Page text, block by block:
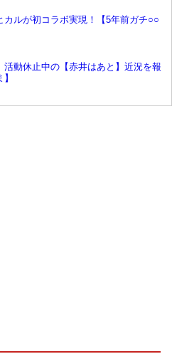
カルが初コラボ実現！【5年前ガチ○○
活動休止中の【赤井はあと】近況を報